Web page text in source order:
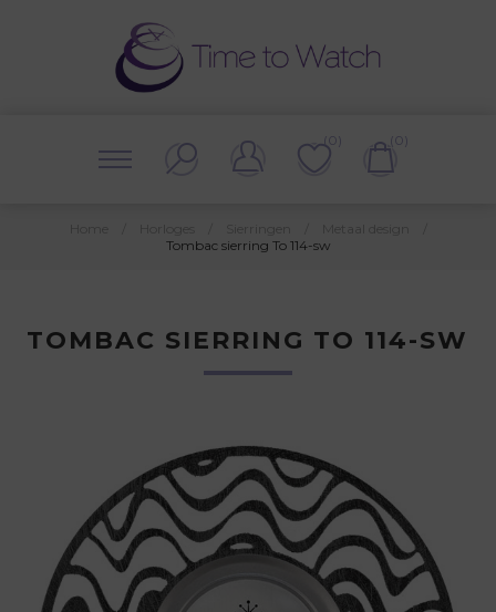
(0) (0)
Tombac sierring To 114-sw
TOMBAC SIERRING TO 114-SW